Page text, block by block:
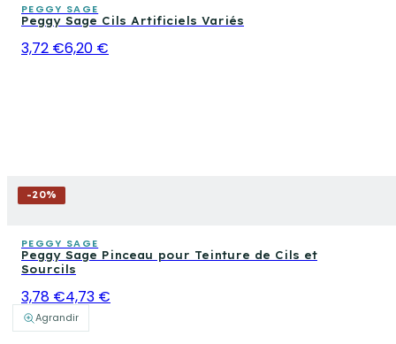
Agrandir
PEGGY SAGE
Peggy Sage Cils Artificiels Variés
3,72 €6,20 €
-20%
PEGGY SAGE
Peggy Sage Pinceau pour Teinture de Cils et
Sourcils
3,78 €4,73 €